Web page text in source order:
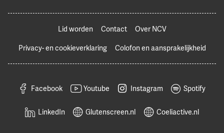
Lid worden Contact
Over NCV
Privacy- en cookieverklaring
Colofon en aansprakelijkheid
Facebook Youtube Instagram Spotify
LinkedIn Glutenscreen.nl Coeliactive.nl